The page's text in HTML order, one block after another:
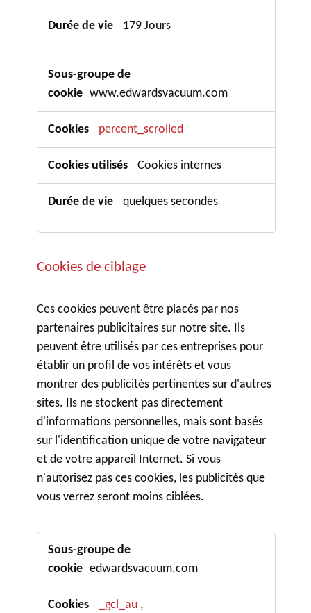
179 Jours
www.edwardsvacuum.com
percent_scrolled
Cookies internes
quelques secondes
Cookies de ciblage
Ces cookies peuvent être placés par nos
partenaires publicitaires sur notre site. Ils
peuvent être utilisés par ces entreprises pour
établir un profil de vos intérêts et vous
montrer des publicités pertinentes sur d'autres
sites. Ils ne stockent pas directement
d'informations personnelles, mais sont basés
sur l'identification unique de votre navigateur
et de votre appareil Internet. Si vous
n'autorisez pas ces cookies, les publicités que
vous verrez seront moins ciblées.
de
ciblage
edwardsvacuum.com
_gcl_au ,